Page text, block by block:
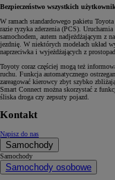
Bezpieczeństwo wszystkich
W ramach standardowego pakietu
razie ryzyka zderzenia (PCS).
samochodem, autem nadjeżdżającym z
jezdnię. W niektórych modelach układ
naprzeciwka i wyjeżdżających z
Toyoty coraz częściej mogą też
ruchu. Funkcja automatycznego
zareagować kierowcy zbyt szybko
Smart Connect można skorzystać z
śliska droga czy zepsuty pojazd.
Kontakt
Napisz do nas
Samochody
Samochody
Samochody osobowe